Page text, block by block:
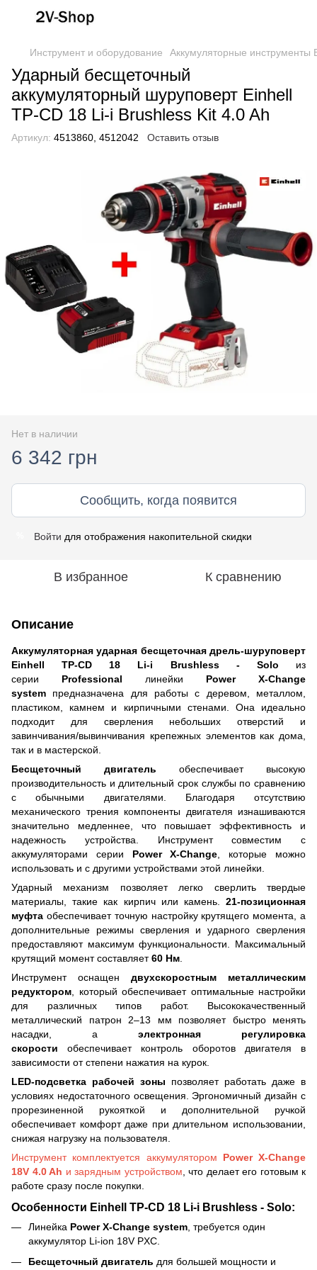
Инструмент и оборудование Аккумуляторные инструменты
Ударный бесщеточный
аккумуляторный шуруповерт Einhell
TP-CD 18 Li-i Brushless Kit 4.0 Ah
Артикул: 4513860, 4512042 Оставить отзыв
Нет в наличии
6 342 грн
Сообщить, когда появится
Войти для отображения накопительной скидки
В избранное К сравнению
Описание
Аккумуляторная ударная бесщеточная дрель-шуруповерт
EinhellTP-CD 18 Li-i Brushless - Solo из
серии Professional линейки Power X-Change
system предназначена для работы с деревом, металлом,
пластиком, камнем и кирпичными стенами. Она идеально
подходит для сверления небольших отверстий и
завинчивания/вывинчивания крепежных элементов как дома,
так и в мастерской.
Бесщеточный двигатель обеспечивает высокую
производительность и длительный срок службы по сравнению
с обычными двигателями. Благодаря отсутствию
механического трения компоненты двигателя изнашиваются
значительно медленнее, что повышает эффективность и
надежность устройства. Инструмент совместим с
аккумуляторами серии Power X-Change , которые можно
использовать и с другими устройствами этой линейки.
Ударный механизм позволяет легко сверлить твердые
материалы, такие как кирпич или камень. 21-позиционная
муфта обеспечивает точную настройку крутящего момента, а
дополнительные режимы сверления и ударного сверления
предоставляют максимум функциональности. Максимальный
крутящий момент составляет60 Нм
Инструмент оснащен двухскоростным металлическим
редуктором , который обеспечивает оптимальные настройки
для различных типов работ. Высококачественный
металлический патрон 2–13 мм позволяет быстро менять
насадки, а электронная регулировка
скорости обеспечивает контроль оборотов двигателя в
зависимости от степени нажатия на курок.
LED-подсветка рабочей зоны позволяет работать даже в
условиях недостаточного освещения. Эргономичный дизайн с
прорезиненной рукояткой и дополнительной ручкой
обеспечивает комфорт даже при длительном использовании,
снижая нагрузку на пользователя.
Инструмент комплектуется аккумулятором Power X-Change
18V 4.0 Ah и зарядным устройством , что делает его готовым к
работе сразу после покупки.
Особенности Einhell TP-CD 18 Li-i Brushless - Solo:
Линейка Power X-Change system, требуется один
аккумулятор Li-ion 18V PXC.
Бесщеточный двигатель для большей мощности и